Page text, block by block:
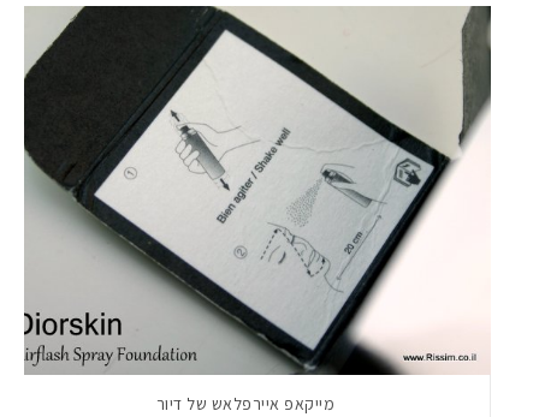
מייקאפ איירפלאש של דיור